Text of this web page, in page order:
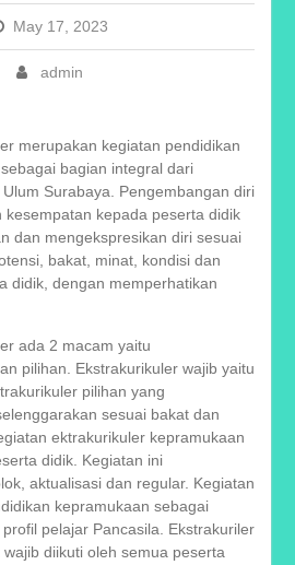
May 17, 2023
admin
merupakan kegiatan pendidikan
bagian integral dari
Surabaya. Pengembangan diri
kesempatan kepada peserta didik
dan mengekspresikan diri sesuai
bakat, minat, kondisi dan
didik, dengan memperhatikan
ada 2 macam yaitu
pilihan. Ekstrakurikuler wajib yaitu
pilihan yang
sesuai bakat dan
ektrakurikuler kepramukaan
didik. Kegiatan ini
aktualisasi dan regular. Kegiatan
kepramukaan sebagai
pelajar Pancasila. Ekstrakuriler
diikuti oleh semua peserta